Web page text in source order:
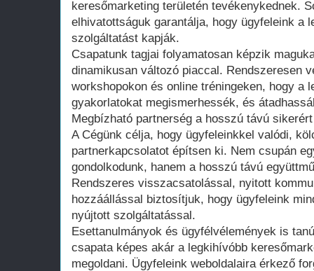
keresőmarketing területén tevékenykednek.
elhivatottságuk garantálja, hogy ügyfeleink a
szolgáltatást kapják.
Csapatunk tagjai folyamatosan képzik
dinamikusan változó piaccal. Rendszeresen
workshopokon és online tréningeken, hogy a
gyakorlatokat megismerhessék, és
Megbízható partnerség a hosszú távú sikerért
A Cégünk célja, hogy ügyfeleinkkel valódi,
partnerkapcsolatot építsen ki. Nem csupán
gondolkodunk, hanem a hosszú távú
Rendszeres visszacsatolással, nyitott
hozzáállással biztosítjuk, hogy ügyfeleink
nyújtott szolgáltatással.
Esettanulmányok és ügyfélvélemények is
csapata képes akár a legkihívóbb
megoldani. Ügyfeleink weboldalaira érkező